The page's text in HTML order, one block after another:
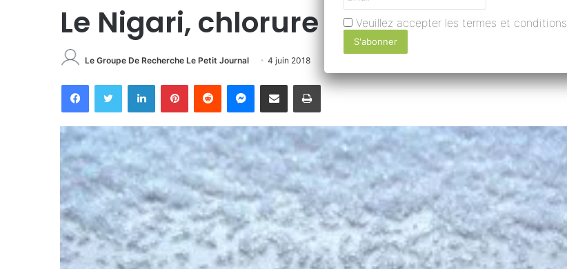
Lire
article
au
hasard.
Le Nigari, chlorure de magnésium
Le Groupe De Recherche Le Petit Journal 4 juin 2018
FacebookTwitter LinkedinPinterestReddit Messenger
Partager par email Imprimer
Veuillez accepter les termes et conditions